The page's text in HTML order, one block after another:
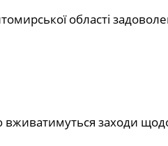
області
вживатимуться заходи